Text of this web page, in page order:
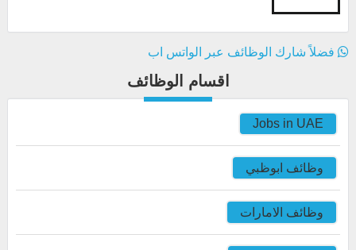
فضلاً شارك الوظائف عبر الواتس اب
اقسام الوظائف
Jobs in UAE
وظائف ابوظبي
وظائف الامارات